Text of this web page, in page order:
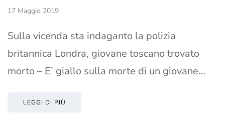
17 Maggio 2019
Sulla vicenda sta indaganto la polizia
britannica Londra, giovane toscano trovato
morto – E’ giallo sulla morte di un giovane…
LEGGI DI PIÙ